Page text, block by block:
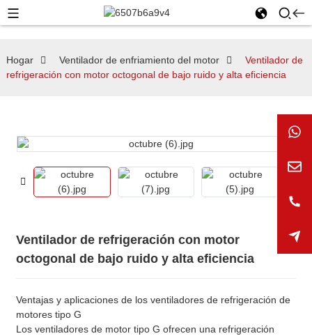
Hogar Ventilador de enfriamiento del motor
Ventilador de
refrigeración con motor octogonal de bajo ruido y alta eficiencia
Ventilador de refrigeración con motor
octogonal de bajo ruido y alta eficiencia
Ventajas y aplicaciones de los ventiladores de refrigeración de
motores tipo G
Los ventiladores de motor tipo G ofrecen una refrigeración